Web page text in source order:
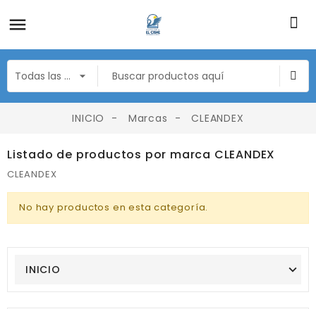
INICIO Marcas CLEANDEX
INICIO
Listado de productos por marca CLEANDEX
CLEANDEX
No hay productos en esta categoría.